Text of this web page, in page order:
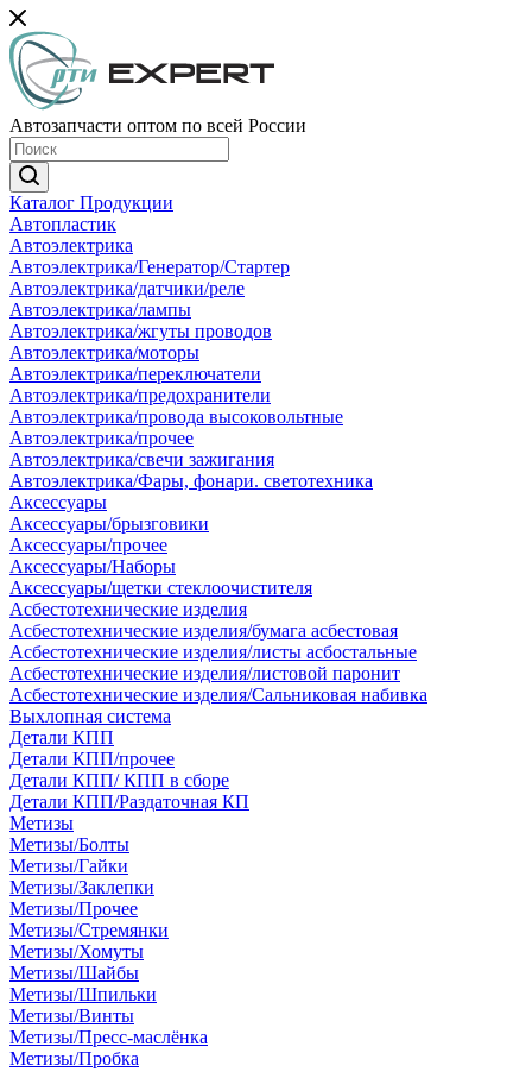
Автозапчасти оптом по всей России
Каталог Продукции
Автопластик
Автоэлектрика
Автоэлектрика/Генератор/Стартер
Автоэлектрика/датчики/реле
Автоэлектрика/лампы
Автоэлектрика/жгуты проводов
Автоэлектрика/моторы
Автоэлектрика/переключатели
Автоэлектрика/предохранители
Автоэлектрика/провода высоковольтные
Автоэлектрика/прочее
Автоэлектрика/свечи зажигания
Автоэлектрика/Фары, фонари. светотехника
Аксессуары
Аксессуары/брызговики
Аксессуары/прочее
Аксессуары/Наборы
Аксессуары/щетки стеклоочистителя
Асбестотехнические изделия
Асбестотехнические изделия/бумага асбестовая
Асбестотехнические изделия/листы асбостальные
Асбестотехнические изделия/листовой паронит
Асбестотехнические изделия/Сальниковая набивка
Выхлопная система
Детали КПП
Детали КПП/прочее
Детали КПП/ КПП в сборе
Детали КПП/Раздаточная КП
Метизы
Метизы/Болты
Метизы/Гайки
Метизы/Заклепки
Метизы/Прочее
Метизы/Стремянки
Метизы/Хомуты
Метизы/Шайбы
Метизы/Шпильки
Метизы/Винты
Метизы/Пресс-маслёнка
Метизы/Пробка